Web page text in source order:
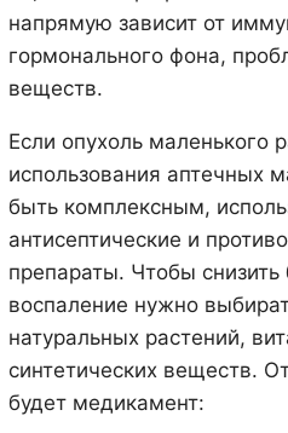
напрямую зависит от
гормонального фона,
веществ.
Если опухоль маленького
использования аптечных
быть комплексным,
антисептические и
препараты. Чтобы снизить
воспаление нужно
натуральных растений,
синтетических веществ.
будет медикамент: